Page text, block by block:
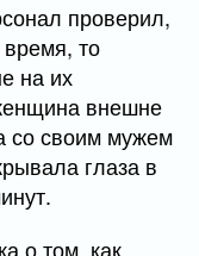
проверил,
то
на их
внешне
со своим мужем
глаза в
о том, как